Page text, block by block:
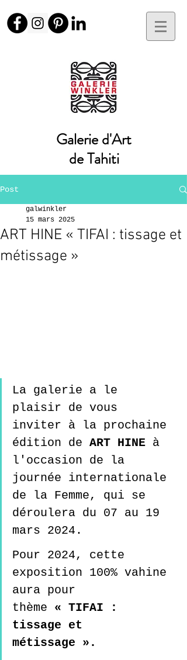
Galerie d'Art
de Tahiti
Post
ART HINE « TIFAI : tissage et
métissage »
galwinkler
15 mars 2025
La galerie a le
plaisir de vous
inviter à la prochaine
édition de ART HINE à
l'occasion de la
journée internationale
de la Femme,
qui se
déroulera du 07 au 19
mars 2024.
Pour 2024, cette
exposition 100% vahine
aura pour
thème « TIFAI :
tissage et
métissage ».